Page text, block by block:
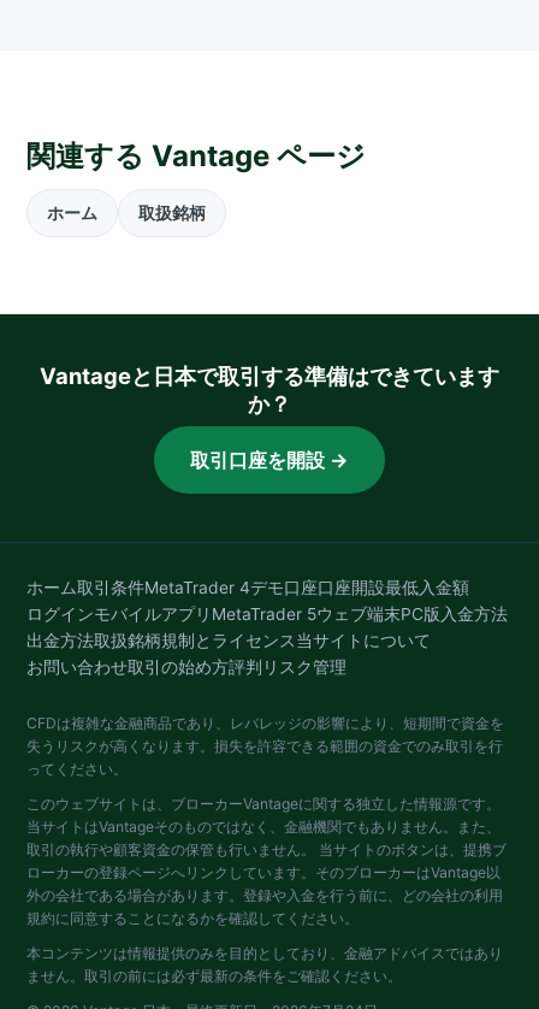
関連する Vantage ページ
ホーム 取扱銘柄
Vantageと日本で取引する準備はできています
か？
取引口座を開設 →
ホーム取引条件MetaTrader 4デモ口座口座開設最低入金額
ログインモバイルアプリ MetaTrader 5ウェブ端末PC版 入金方法
出金方法取扱銘柄規制とライセンス当サイトについて
お問い合わせ取引の始め方評判 リスク管理
CFDは複雑な金融商品であり、レバレッジの影響により、短期間で資金を
失うリスクが高くなります。損失を許容できる範囲の資金でのみ取引を行
ってください。
このウェブサイトは、ブローカーVantageに関する独立した情報源です。
当サイトはVantageそのものではなく、金融機関でもありません。また、
取引の執行や顧客資金の保管も行いません。 当サイトのボタンは、提携ブ
ローカーの登録ページへリンクしています。そのブローカーはVantage以
外の会社である場合があります。登録や入金を行う前に、どの会社の利用
規約に同意することになるかを確認してください。
本コンテンツは情報提供のみを目的としており、金融アドバイスではあり
ません。取引の前には必ず最新の条件をご確認ください。